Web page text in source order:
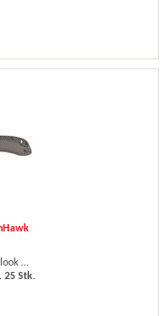
...
25 Stk.